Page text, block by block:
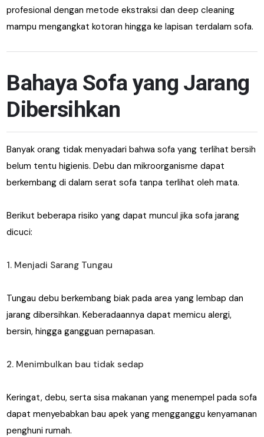
profesional dengan metode ekstraksi dan deep cleaning
mampu mengangkat kotoran hingga ke lapisan terdalam sofa.
Bahaya Sofa yang Jarang
Dibersihkan
Banyak orang tidak menyadari bahwa sofa yang terlihat bersih
belum tentu higienis. Debu dan mikroorganisme dapat
berkembang di dalam serat sofa tanpa terlihat oleh mata.
Berikut beberapa risiko yang dapat muncul jika sofa jarang
dicuci:
1. Menjadi Sarang Tungau
Tungau debu berkembang biak pada area yang lembap dan
jarang dibersihkan. Keberadaannya dapat memicu alergi,
bersin, hingga gangguan pernapasan.
2. Menimbulkan bau tidak sedap
Keringat, debu, serta sisa makanan yang menempel pada sofa
dapat menyebabkan bau apek yang mengganggu kenyamanan
penghuni rumah.